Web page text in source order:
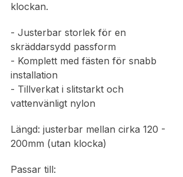
klockan.
- Justerbar storlek för en
skräddarsydd passform
- Komplett med fästen för snabb
installation
- Tillverkat i slitstarkt och
vattenvänligt nylon
Längd: justerbar mellan cirka 120 -
200mm (utan klocka)
Passar till: